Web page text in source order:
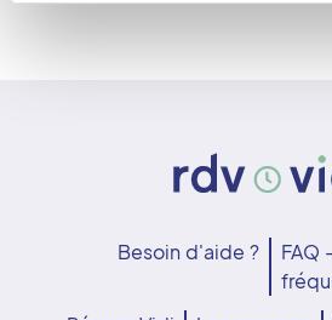
Besoin d'aide ?
FAQ